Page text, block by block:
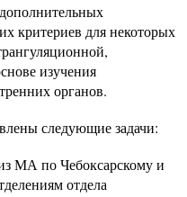
критериев для некоторых
изучения
органов.
следующие задачи:
МА по Чебоксарскому и
отдела